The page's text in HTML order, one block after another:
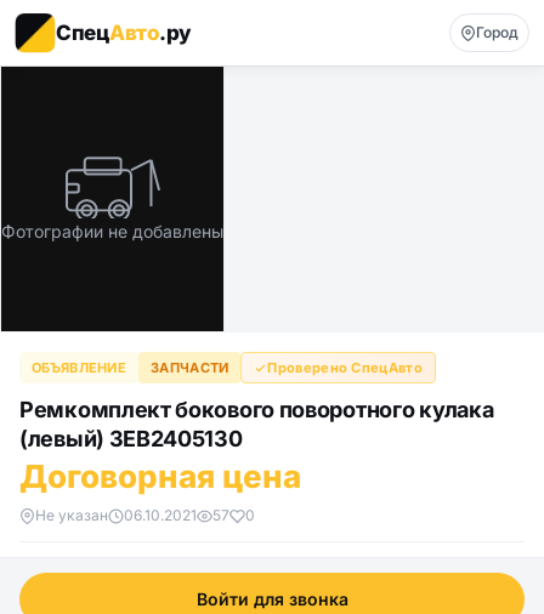
СпецАвто.ру Город
Фотографии не добавлены
ОБЪЯВЛЕНИЕ ЗАПЧАСТИ Проверено СпецАвто
Ремкомплект бокового поворотного кулака
(левый) 3EB2405130
Договорная цена
Не указан 06.10.2021 57 0
Войти для звонка